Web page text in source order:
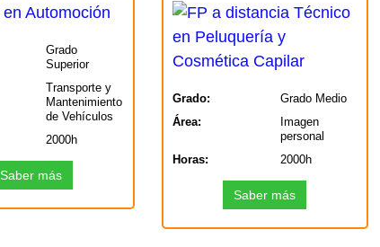
Grado
Superior
Transporte y
Mantenimiento
de Vehículos
2000h
Saber más
Grado:
Grado Medio
Área:
Imagen
personal
Horas:
2000h
Saber más